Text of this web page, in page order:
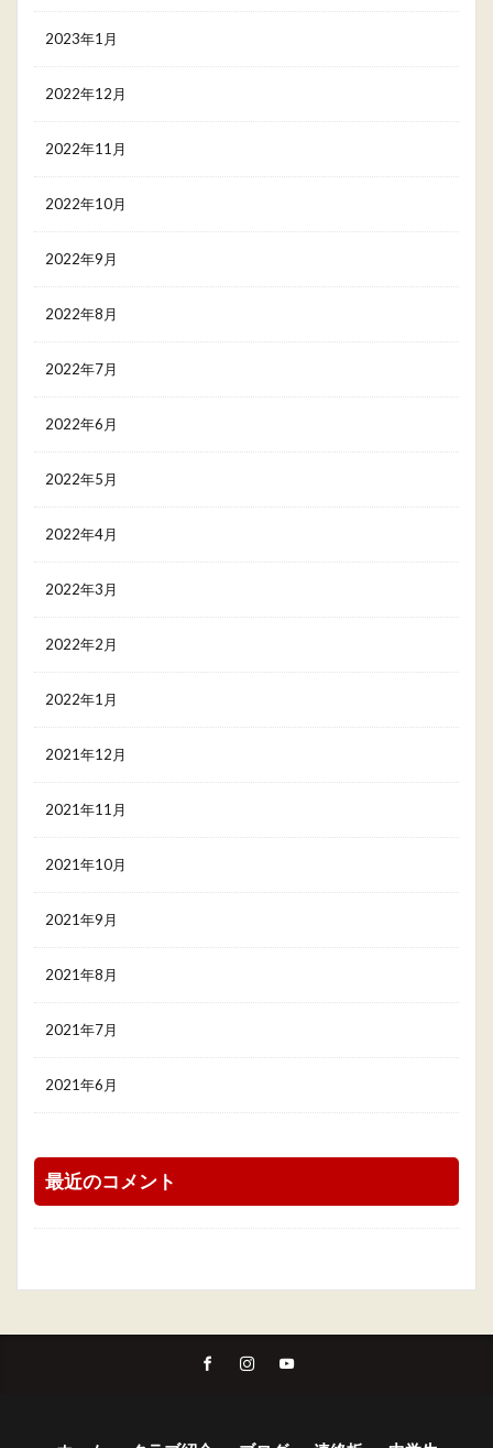
2023年1月
2022年12月
2022年11月
2022年10月
2022年9月
2022年8月
2022年7月
2022年6月
2022年5月
2022年4月
2022年3月
2022年2月
2022年1月
2021年12月
2021年11月
2021年10月
2021年9月
2021年8月
2021年7月
2021年6月
最近のコメント